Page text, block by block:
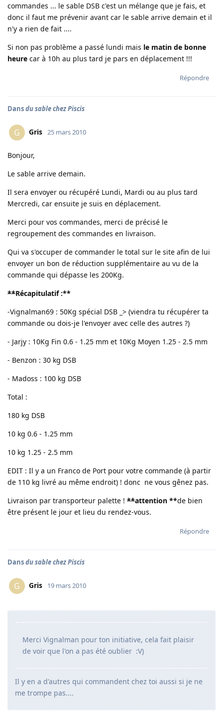
commandes ... le sable DSB c'est un mélange que je fais, et
donc il faut me prévenir avant car le sable arrive demain et il
n'y a rien de fait ....
Si non pas problème a passé lundi mais le matin de bonne
heure car à 10h au plus tard je pars en déplacement !!!
Répondre
Dansdu sable chez Piscis
G Gris 25 mars 2010
Bonjour,
Le sable arrive demain.
Il sera envoyer ou récupéré Lundi, Mardi ou au plus tard
Mercredi, car ensuite je suis en déplacement.
Merci pour vos commandes, merci de précisé le
regroupement des commandes en livraison.
Qui va s'occuper de commander le total sur le site afin de lui
envoyer un bon de réduction supplémentaire au vu de la
commande qui dépasse les 200Kg.
**Récapitulatif :**
-Vignalman69 : 50Kg spécial DSB _> (viendra tu récupérer ta
commande ou dois-je l'envoyer avec celle des autres ?)
- Jarjy : 10Kg Fin 0.6 - 1.25 mm et 10Kg Moyen 1.25 - 2.5 mm
- Benzon : 30 kg DSB
- Madoss : 100 kg DSB
Total :
180 kg DSB
10 kg 0.6 - 1.25 mm
10 kg 1.25 - 2.5 mm
EDIT : Il y a un Franco de Port pour votre commande (à partir
de 110 kg livré au même endroit) ! donc ne vous gênez pas.
Livraison par transporteur palette ! **attention **de bien
être présent le jour et lieu du rendez-vous.
Répondre
Dansdu sable chez Piscis
G Gris 19 mars 2010
Merci Vignalman pour ton initiative, cela fait plaisir
de voir que l'on a pas été oublier :V)
Il y en a d'autres qui commandent chez toi aussi si je ne
me trompe pas....